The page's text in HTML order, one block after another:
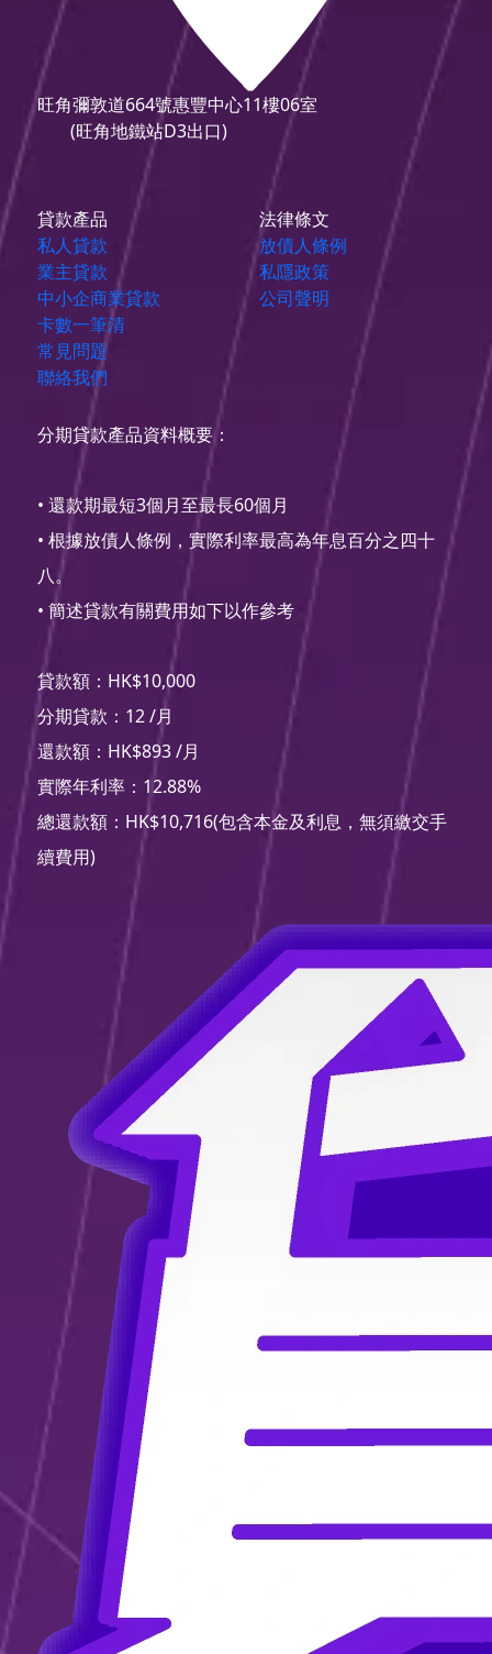
旺角彌敦道664號惠豐中心11樓06室
(旺角地鐵站D3出口)
貸款產品
私人貸款
業主貸款
中小企商業貸款
卡數一筆清
常見問題
聯絡我們
法律條文
放債人條例
私隱政策
公司聲明
分期貸款產品資料概要：
• 還款期最短3個月至最長60個月
• 根據放債人條例，實際利率最高為年息百分之四十
八。
• 簡述貸款有關費用如下以作參考
貸款額：HK$10,000
分期貸款：12 /月
還款額：HK$893 /月
實際年利率：12.88%
總還款額：HK$10,716(包含本金及利息，無須繳交手
續費用)